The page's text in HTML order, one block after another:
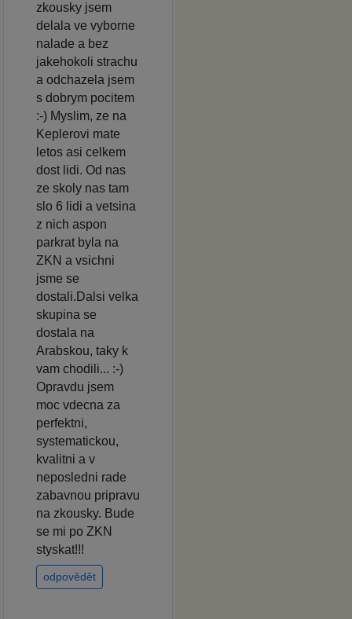
zkousky jsem
delala ve vyborne
nalade a bez
jakehokoli strachu
a odchazela jsem
s dobrym pocitem
:-) Myslim, ze na
Keplerovi mate
letos asi celkem
dost lidi. Od nas
ze skoly nas tam
slo 6 lidi a vetsina
z nich aspon
parkrat byla na
ZKN a vsichni
jsme se
dostali.Dalsi velka
skupina se
dostala na
Arabskou, taky k
vam chodili... :-)
Opravdu jsem
moc vdecna za
perfektni,
systematickou,
kvalitni a v
neposledni rade
zabavnou pripravu
na zkousky. Bude
se mi po ZKN
styskat!!!
odpovědět